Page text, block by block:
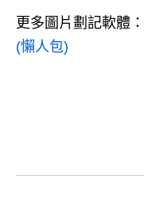
更多圖片劃記軟體：
(懶人包)